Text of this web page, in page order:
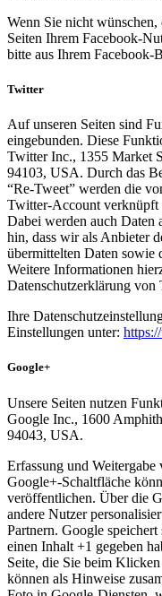
Wenn Sie nicht wünschen,
Seiten Ihrem Facebook-
bitte aus Ihrem Facebook-
Twitter
Auf unseren Seiten sind
eingebunden. Diese
Twitter Inc., 1355 Market
94103, USA. Durch das
“Re-Tweet” werden die
Twitter-Account verknüpft
Dabei werden auch Daten
hin, dass wir als Anbieter
übermittelten Daten sowie
Weitere Informationen
Datenschutzerklärung
Ihre
Einstellungen unter:
Google+
Unsere Seiten nutzen
Google Inc., 1600
94043, USA.
Erfassung und
Google+-Schaltfläche
veröffentlichen. Über die
andere Nutzer
Partnern. Google
einen Inhalt +1 gegeben
Seite, die Sie beim
können als Hinweise